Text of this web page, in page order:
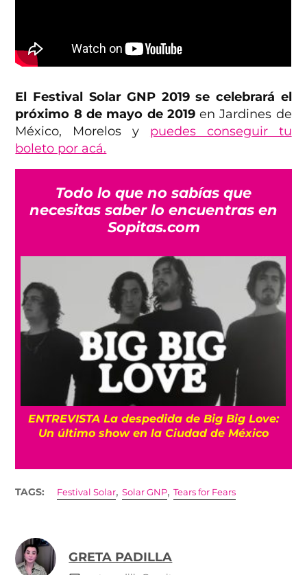
El Festival Solar GNP 2019 se celebrará el
próximo 8 de mayo de 2019en Jardines de
México, Morelos y puedes conseguir tu
boleto por acá.
Todo lo que no sabías que
necesitas saber lo encuentras en
Sopitas.com
ENTREVISTA La despedida de Big Big Love:
Un último show en la Ciudad de México
TAGS: Festival Solar,Solar GNP,Tears for Fears
GRETA PADILLA